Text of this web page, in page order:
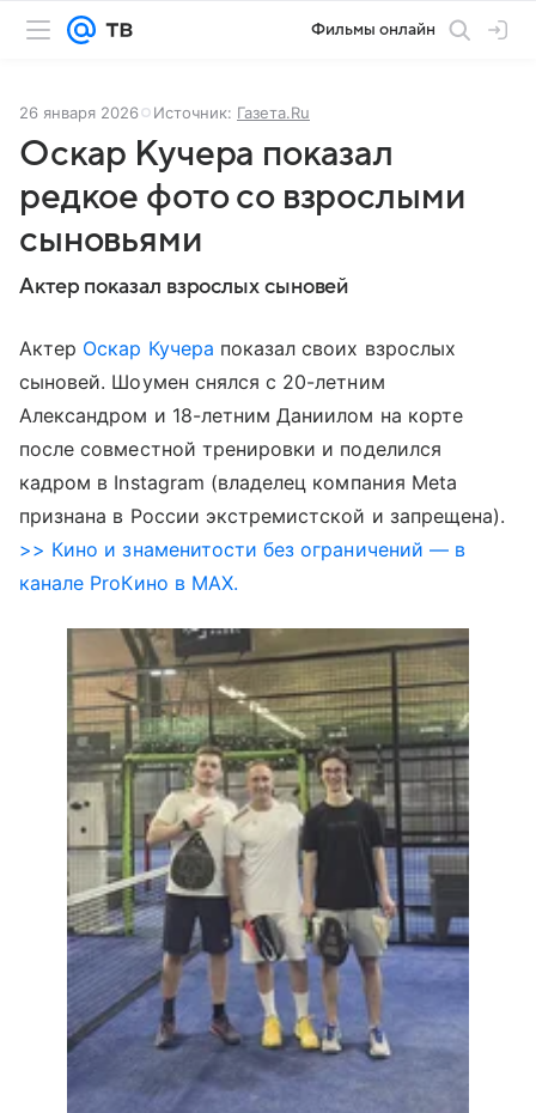
Фильмы онлайн
26 января 2026 Источник: Газета.Ru
Оскар Кучера показал
редкое фото со взрослыми
сыновьями
Актер показал взрослых сыновей
Актер Оскар Кучера показал своих взрослых
сыновей. Шоумен снялся с 20-летним
Александром и 18-летним Даниилом на корте
после совместной тренировки и поделился
кадром в Instagram (владелец компания Meta
признана в России экстремистской и запрещена).
>> Кино и знаменитости без ограничений — в
канале ProКино в MAX.